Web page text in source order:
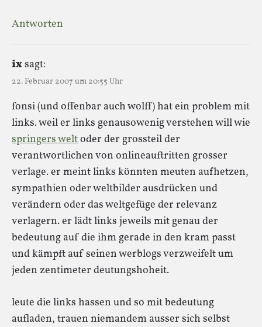
Antworten
ixsagt:
22. Februar 2007 um 20:55 Uhr
fonsi (und offenbar auch wolff) hat ein problem mit
links. weil er links genausowenig verstehen will wie
springers weltoder der grossteil der
verantwortlichen von onlineauftritten grosser
verlage. er meint links könnten meuten aufhetzen,
sympathien oder weltbilder ausdrücken und
verändern oder das weltgefüge der relevanz
verlagern. er lädt links jeweils mit genau der
bedeutung auf die ihm gerade in den kram passt
und kämpft auf seinen werblogs verzweifelt um
jeden zentimeter deutungshoheit.
leute die links hassen und so mit bedeutung
aufladen, trauen niemandem ausser sich selbst